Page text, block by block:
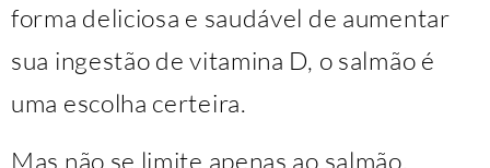
forma deliciosa e saudável de aumentar
sua ingestão de vitamina D, o salmão é
uma escolha certeira.
Mas não se limite apenas ao salmão.